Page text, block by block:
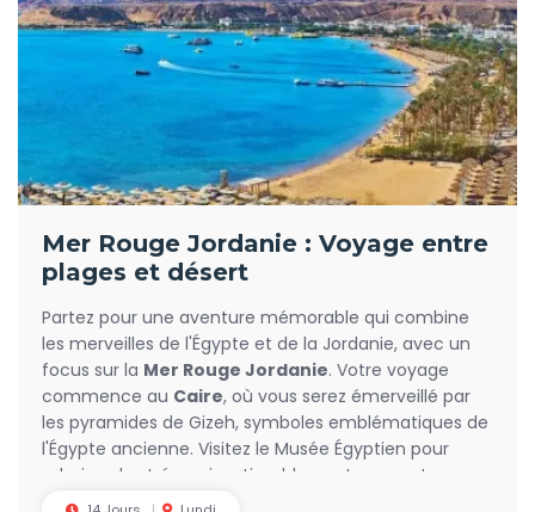
Mer Rouge Jordanie : Voyage entre
plages et désert
Partez pour une aventure mémorable qui combine
les merveilles de l'Égypte et de la Jordanie, avec un
focus sur la Mer Rouge Jordanie. Votre voyage
commence au Caire, où vous serez émerveillé par
les pyramides de Gizeh, symboles emblématiques de
l'Égypte ancienne. Visitez le Musée Égyptien pour
admirer des trésors inestimables, notamment ceux
de Toutankhamon, et découvrez l’histoire fascinante